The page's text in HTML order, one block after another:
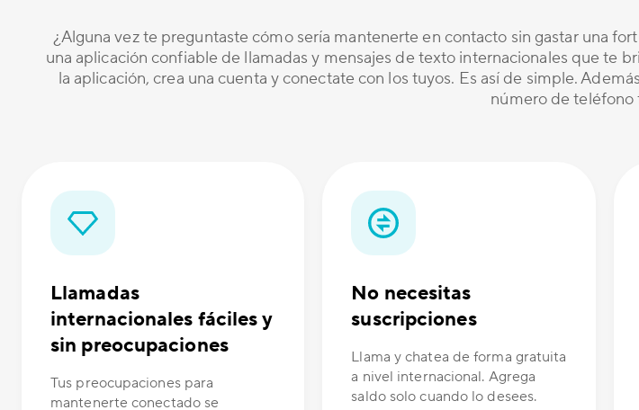
¿Alguna vez te preguntaste cómo sería mantenerte en contacto sin gastar una
una aplicación confiable de llamadas y mensajes de texto internacionales que te
la aplicación, crea una cuenta y conectate con los tuyos. Es así de simple.
número de teléfono
Llamadas
internacionales fáciles y
sin preocupaciones
Tus preocupaciones para
mantenerte conectado se
No necesitas
suscripciones
Llama y chatea de forma gratuita
a nivel internacional. Agrega
saldo solo cuando lo desees.